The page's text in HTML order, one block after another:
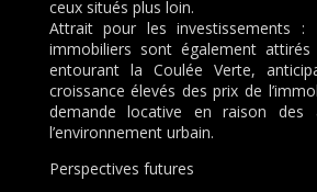
ceux situés plus loin.
Attrait pour les investissements :
immobiliers sont également
entourant la Coulée Verte,
croissance élevés des prix de
demande locative en raison des
l’environnement urbain.
Perspectives futures